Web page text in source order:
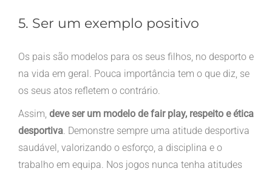
5. Ser um exemplo positivo
Os pais são modelos para os seus filhos, no desporto e
na vida em geral. Pouca importância tem o que diz, se
os seus atos refletem o contrário.
Assim, deve ser um modelo de fair play, respeito e ética
desportiva. Demonstre sempre uma atitude desportiva
saudável, valorizando o esforço, a disciplina e o
trabalho em equipa. Nos jogos nunca tenha atitudes